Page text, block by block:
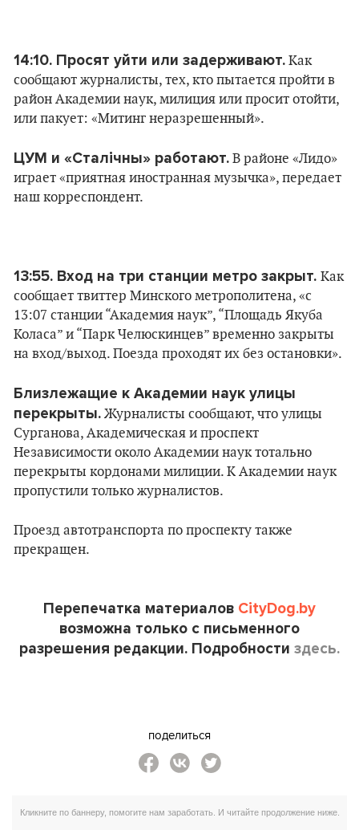
14:10. Просят уйти или задерживают. Как
сообщают журналисты, тех, кто пытается пройти в
район Академии наук, милиция или просит отойти,
или пакует: «Митинг неразрешенный».
ЦУМ и «Сталічны» работают. В районе «Лидо»
играет «приятная иностранная музычка», передает
наш корреспондент.
13:55. Вход на три станции метро закрыт. Как
сообщает твиттер Минского метрополитена, «с
13:07 станции “Академия наук”, “Площадь Якуба
Коласа” и “Парк Челюскинцев” временно закрыты
на вход/выход. Поезда проходят их без остановки».
Близлежащие к Академии наук улицы
перекрыты. Журналисты сообщают, что улицы
Сурганова, Академическая и проспект
Независимости около Академии наук тотально
перекрыты кордонами милиции. К Академии наук
пропустили только журналистов.
Проезд автотранспорта по проспекту также
прекращен.
Перепечатка материалов CityDog.by
возможна только с письменного
разрешения редакции. Подробности здесь.
поделиться